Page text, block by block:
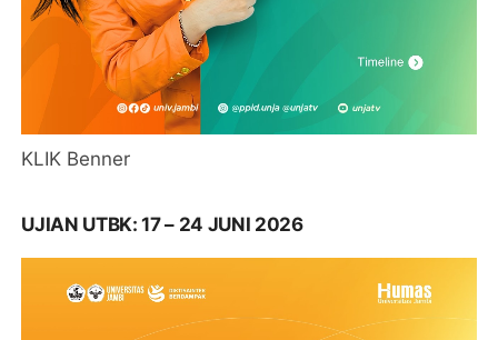
KLIK Benner
UJIAN UTBK: 17 – 24 JUNI 2026